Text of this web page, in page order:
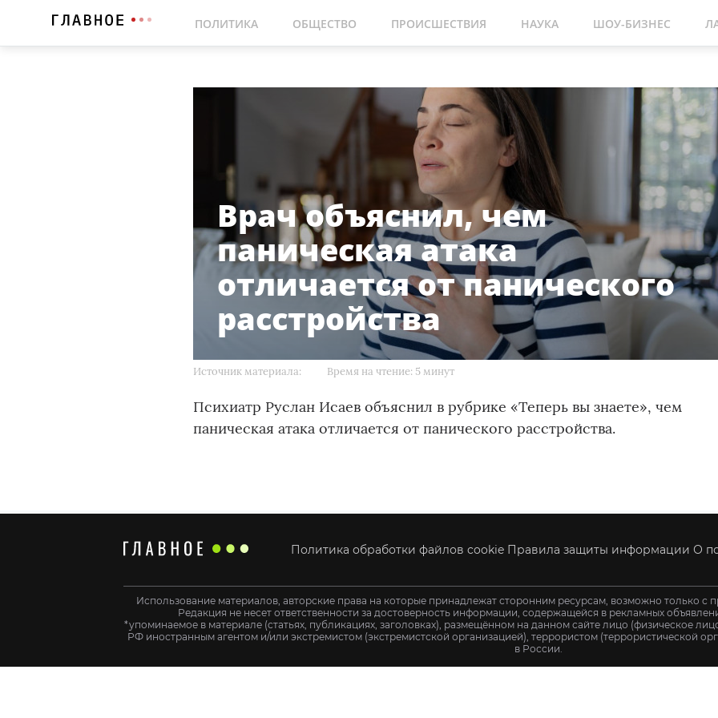
ПОЛИТИКА ОБЩЕСТВО ПРОИСШЕСТВИЯ НАУКА ШОУ-БИЗНЕС
Врач объяснил, чем
паническая атака
отличается от панического
расстройства
Источник материала: Время на чтение: 5 минут
Психиатр Руслан Исаев объяснил в рубрике «Теперь вы знаете», чем
паническая атака отличается от панического расстройства.
Политика обработки файлов cookie Правила защиты информации О
Использование материалов, авторские права на которые принадлежат сторонним ресурсам, возможно только с
Редакция не несет ответственности за достоверность информации, содержащейся в рекламных
*упоминаемое в материале (статьях, публикациях, заголовках), размещённом на данном сайте лицо (физическое
РФ иностранным агентом и/или экстремистом (экстремистской организацией), террористом (террористической
в России.